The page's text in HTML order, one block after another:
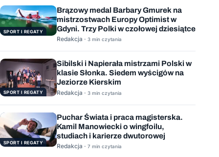
SPORT I REGATY
Brązowy medal Barbary Gmurek na
mistrzostwach Europy Optimist w
Gdyni. Trzy Polki w czołowej dziesiątce
Redakcja · 3 min czytania
SPORT I REGATY
Sibilski i Napierała mistrzami Polski w
klasie Słonka. Siedem wyścigów na
Jeziorze Kierskim
Redakcja · 3 min czytania
SPORT I REGATY
Puchar Świata i praca magisterska.
Kamil Manowiecki o wingfoilu,
studiach i karierze dwutorowej
Redakcja · 7 min czytania